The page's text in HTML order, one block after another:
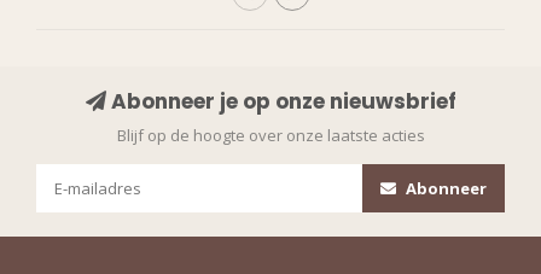
Abonneer je op onze nieuwsbrief
Blijf op de hoogte over onze laatste acties
Abonneer